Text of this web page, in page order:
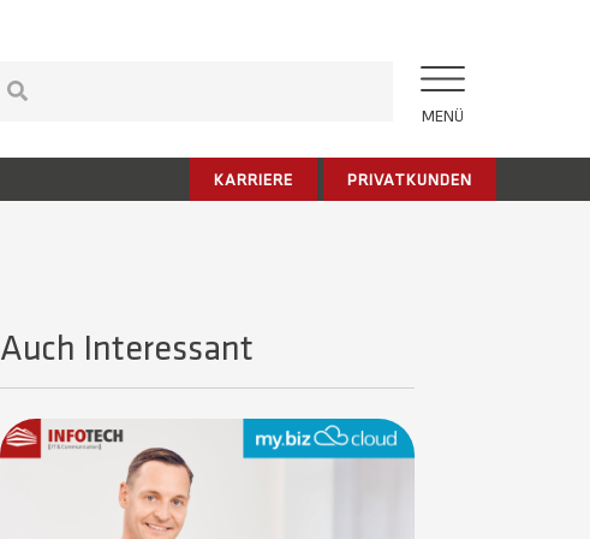
MENÜ
KARRIERE PRIVATKUNDEN
Auch Interessant​